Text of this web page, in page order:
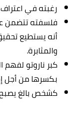
رغبته في
فلسفته تتضمن
أنه يستطيع
والمثابرة.
كبر ناروتو
بكسرها من أجل
كشخص بالغ يصبح